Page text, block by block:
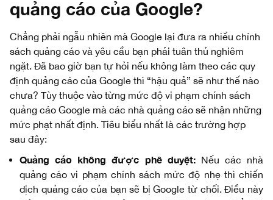
quảng cáo của Google?
Chẳng phải ngẫu nhiên mà Google lại đưa ra nhiều chính
sách quảng cáo và yêu cầu bạn phải tuân thủ nghiêm
ngặt. Đã bao giờ bạn tự hỏi nếu không làm theo các quy
định quảng cáo của Google thì “hậu quả” sẽ như thế nào
chưa? Tùy thuộc vào từng mức độ vi phạm chính sách
quảng cáo Google mà các nhà quảng cáo sẽ nhận những
mức phạt nhất định. Tiêu biểu nhất là các trường hợp
sau đây:
Quảng cáo không được phê duyệt:Nếu các nhà
quảng cáo vi phạm chính sách mức độ nhẹ thì chiến
dịch quảng cáo của bạn sẽ bị Google từ chối. Điều này